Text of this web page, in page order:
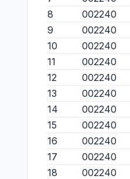
8
002240
9
002240
10
002240
11
002240
12
002240
13
002240
14
002240
15
002240
16
002240
17
002240
18
002240